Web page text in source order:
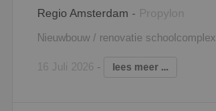
Regio Amsterdam - Propylon
Nieuwbouw / renovatie schoolcomplex
16 Juli 2026 - lees meer ...